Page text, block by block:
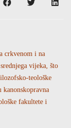
crkvenom i na
vijeka, što
teološke
kanonskopravna
fakultete i